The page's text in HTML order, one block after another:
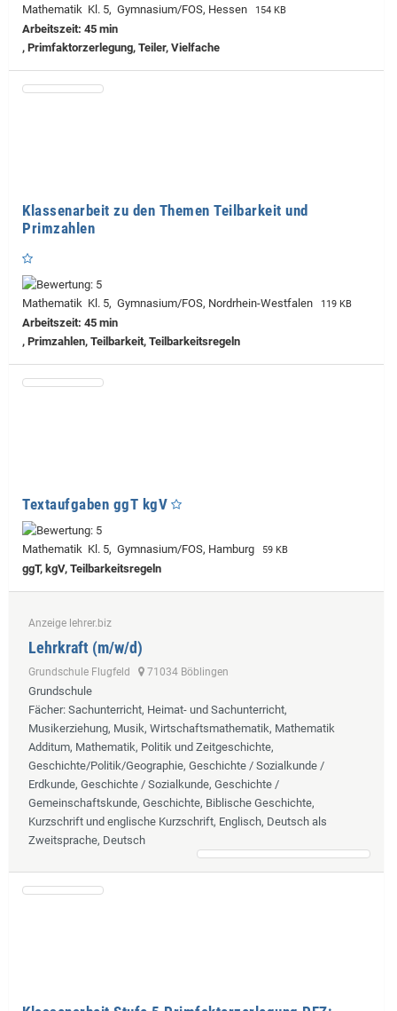
Mathematik Kl. 5, Gymnasium/FOS, Hessen 154 KB
Arbeitszeit: 45 min
, Primfaktorzerlegung, Teiler, Vielfache
Klassenarbeit zu den Themen Teilbarkeit und
Primzahlen
Mathematik Kl. 5, Gymnasium/FOS, Nordrhein-Westfalen 119 KB
Arbeitszeit: 45 min
, Primzahlen, Teilbarkeit, Teilbarkeitsregeln
Textaufgaben ggT kgV
Mathematik Kl. 5, Gymnasium/FOS, Hamburg 59 KB
ggT, kgV, Teilbarkeitsregeln
Anzeige lehrer.biz
Lehrkraft (m/w/d)
Grundschule Flugfeld 71034 Böblingen
Grundschule
Fächer: Sachunterricht, Heimat- und Sachunterricht,
Musikerziehung, Musik, Wirtschaftsmathematik, Mathematik
Additum, Mathematik, Politik und Zeitgeschichte,
Geschichte/Politik/Geographie, Geschichte / Sozialkunde /
Erdkunde, Geschichte / Sozialkunde, Geschichte /
Gemeinschaftskunde, Geschichte, Biblische Geschichte,
Kurzschrift und englische Kurzschrift, Englisch, Deutsch als
Zweitsprache, Deutsch